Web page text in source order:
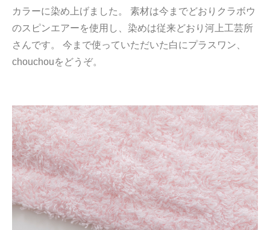
カラーに染め上げました。 素材は今までどおりクラボウ
のスピンエアーを使用し、染めは従来どおり河上工芸所
さんです。 今まで使っていただいた白にプラスワン、
chouchouをどうぞ。